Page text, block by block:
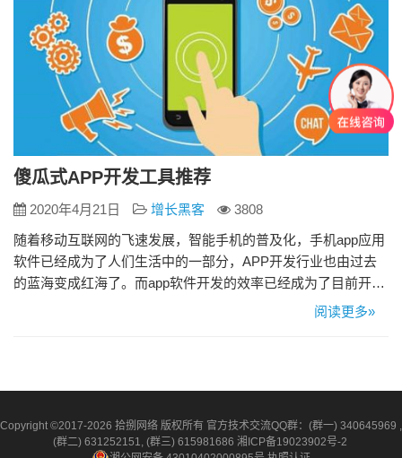
傻瓜式APP开发工具推荐
2020年4月21日 增长黑客
3808
随着移动互联网的飞速发展，智能手机的普及化，手机app应用
软件已经成为了人们生活中的一部分，APP开发行业也由过去
的蓝海变成红海了。而app软件开发的效率已经成为了目前开发
行业的关键，如何才能快速提升app软件开发效率，这是每一位
阅读更多»
Copyright ©2017-2026 拾捌网络 版权所有 官方技术交流QQ群：(群一) 340645969 ,
(群二) 631252151, (群三) 615981686 湘ICP备19023902号-2